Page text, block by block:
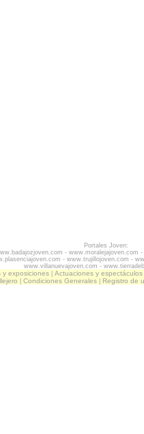
Portales Joven:
- www.moralejajoven.com -
- www.trujillojoven.com -
www.villanuevajoven.com -
y exposiciones| Actuaciones y espectáculos
Condiciones Generales| Registro de